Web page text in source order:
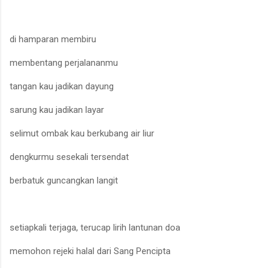
di hamparan membiru
membentang perjalananmu
tangan kau jadikan dayung
sarung kau jadikan layar
selimut ombak kau berkubang air liur
dengkurmu sesekali tersendat
berbatuk guncangkan langit
setiapkali terjaga, terucap lirih lantunan doa
memohon rejeki halal dari Sang Pencipta